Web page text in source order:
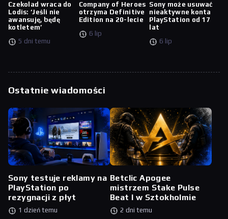
Czekolad wraca do
Lodis: ‘Jeśli nie
awansuję, będę
kotletem’
5 dni temu
Company of Heroes
otrzyma Definitive
Edition na 20-lecie
6 lip
Sony może usuwać
nieaktywne konta
PlayStation od 17
lat
6 lip
Ostatnie wiadomości
Sony testuje reklamy na
PlayStation po
rezygnacji z płyt
1 dzień temu
Betclic Apogee
mistrzem Stake Pulse
Beat I w Sztokholmie
2 dni temu